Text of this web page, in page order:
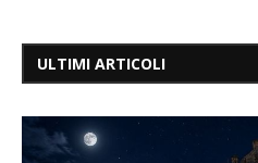
ULTIMI ARTICOLI